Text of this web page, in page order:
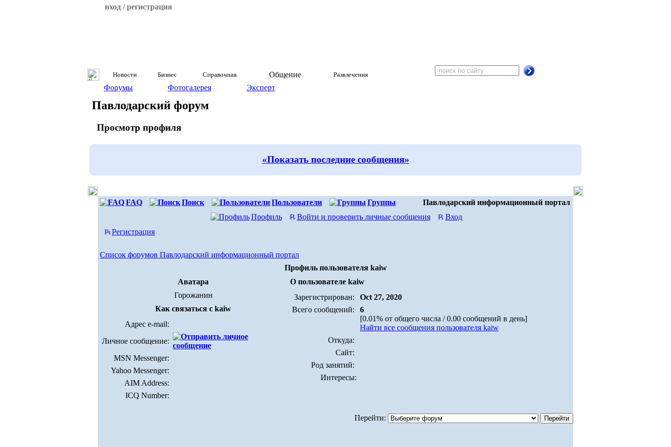
вход / регистрация
Новости Бизнес Справочная Общение Развлечения
Форумы Фотогалерея Эксперт
Павлодарский форум
Просмотр профиля
«Показать последние сообщения»
FAQ Поиск Пользователи Группы
Павлодарский информационный портал
Профиль
Войти и проверить личные сообщения
Вход
Регистрация
Список форумов Павлодарский информационный портал
Профиль пользователя kaiw
Аватара
О пользователе kaiw
Горожанин
Зарегистрирован:
Oct 27, 2020
Всего сообщений:
6
[0.01% от общего числа / 0.00 сообщений в день]
Найти все сообщения пользователя kaiw
Откуда:
Сайт:
Род занятий:
Интересы:
Как связаться с kaiw
Адрес e-mail:
Личное сообщение:
MSN Messenger:
Yahoo Messenger:
AIM Address:
ICQ Number:
Перейти: